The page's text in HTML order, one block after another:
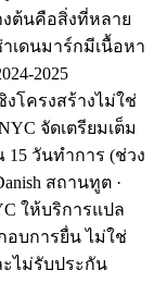
งต้นคือสิ่งที่หลาย
เดนมาร์กมีเนื้อหา
2025
โครงสร้างไม่ใช่
จัดเตรียมเต็ม
15 วันทำการ (ช่วง
สถานทูต ·
ให้บริการแปล
อบการยื่น ไม่ใช่
ไม่รับประกัน